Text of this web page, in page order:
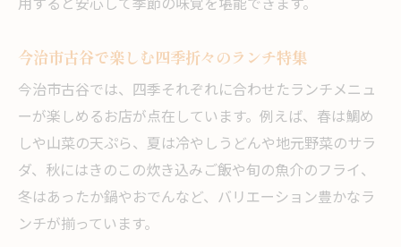
今治市古谷で楽しむ四季折々のランチ特集
今治市古谷では、四季それぞれに合わせたランチメニュ
ーが楽しめるお店が点在しています。例えば、春は鯛め
しや山菜の天ぷら、夏は冷やしうどんや地元野菜のサラ
ダ、秋にはきのこの炊き込みご飯や旬の魚介のフライ、
冬はあったか鍋やおでんなど、バリエーション豊かなラ
ンチが揃っています。